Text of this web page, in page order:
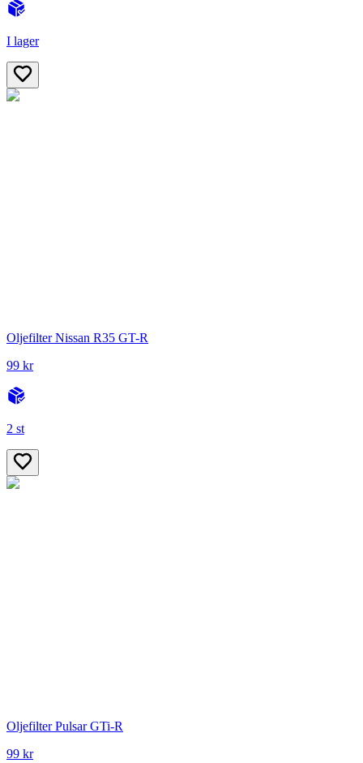
I lager
Oljefilter Nissan R35 GT-R
99 kr
2 st
Oljefilter Pulsar GTi-R
99 kr